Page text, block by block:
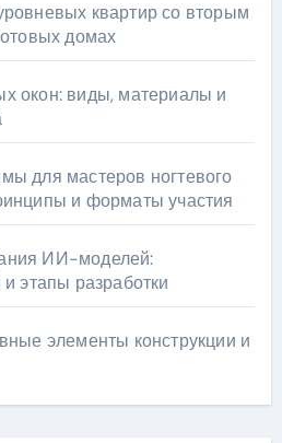
квартир со вторым
домах
окон: виды, материалы и
для мастеров ногтевого
и форматы участия
ИИ-моделей:
этапы разработки
элементы конструкции и